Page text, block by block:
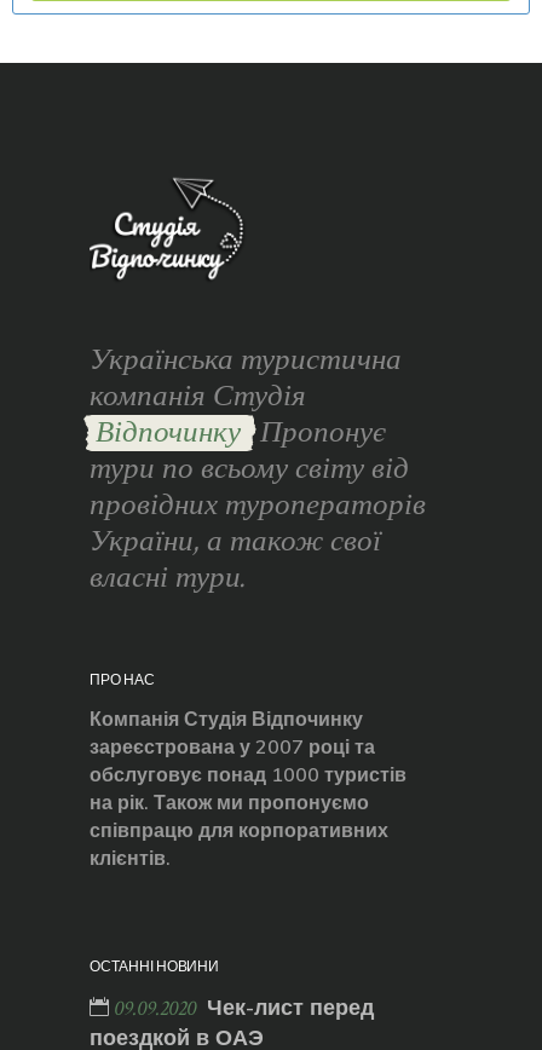
Українська туристична
компанія Студія
Відпочинку Пропонує
тури по всьому світу від
провідних туроператорів
України, а також свої
власні тури.
ПРО НАС
Компанія Студія Відпочинку
зареєстрована у 2007 році та
обслуговує понад 1000 туристів
на рік. Також ми пропонуємо
співпрацю для корпоративних
клієнтів.
ОСТАННІ НОВИНИ
09.09.2020 Чек-лист перед
поездкой в ОАЭ